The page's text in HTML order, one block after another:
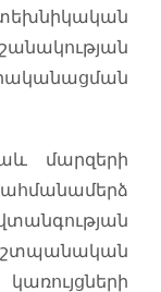
մարզերի